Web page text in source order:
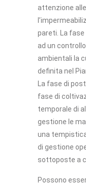
attenzione
pareti. La
ad un
ambientali la
definita nel
La fase di
fase di
temporale di
gestione le
una
di gestione
sottoposte a
Possono